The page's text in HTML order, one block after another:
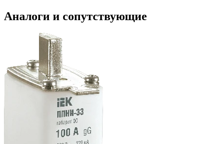
Аналоги и сопутствующие